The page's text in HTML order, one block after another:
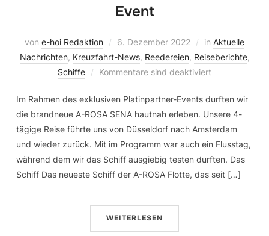
Event
von e-hoi Redaktion 6. Dezember 2022 in Aktuelle
Nachrichten, Kreuzfahrt-News, Reedereien, Reiseberichte,
Schiffe
Kommentare sind deaktiviert
Im Rahmen des exklusiven Platinpartner-Events durften wir
die brandneue A-ROSA SENA hautnah erleben. Unsere 4-
tägige Reise führte uns von Düsseldorf nach Amsterdam
und wieder zurück. Mit im Programm war auch ein Flusstag,
während dem wir das Schiff ausgiebig testen durften. Das
Schiff Das neueste Schiff der A-ROSA Flotte, das seit […]
WEITERLESEN